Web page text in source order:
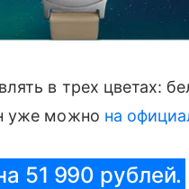
в трех цветах:
уже можно на
51 990 рублей.